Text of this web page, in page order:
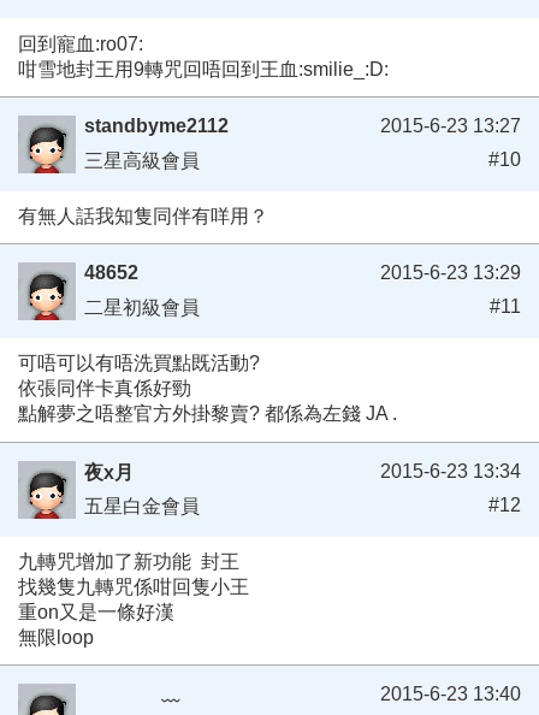
回到寵血:ro07:
咁雪地封王用9轉咒回唔回到王血:smilie_:D:
standbyme2112
三星高級會員
2015-6-23 13:27
#10
有無人話我知隻同伴有咩用？
48652
二星初級會員
2015-6-23 13:29
#11
可唔可以有唔洗買點既活動?
依張同伴卡真係好勁
點解夢之唔整官方外掛黎賣? 都係為左錢 JA .
夜x月
五星白金會員
2015-6-23 13:34
#12
九轉咒增加了新功能 封王
找幾隻九轉咒係咁回隻小王
重on又是一條好漢
無限loop
﹏
2015-6-23 13:40